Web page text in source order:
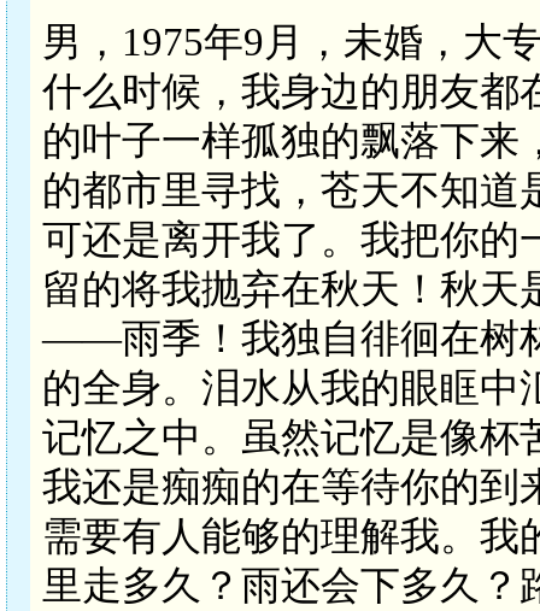
男，1975年9月，未婚，大
什么时候，我身边的朋友都
的叶子一样孤独的飘落下
的都市里寻找，苍天不知
可还是离开我了。我把你的
留的将我抛弃在秋天！秋
——雨季！我独自徘徊在树
的全身。泪水从我的眼眶
记忆之中。虽然记忆是像杯
我还是痴痴的在等待你的到
需要有人能够的理解我。
里走多久？雨还会下多久